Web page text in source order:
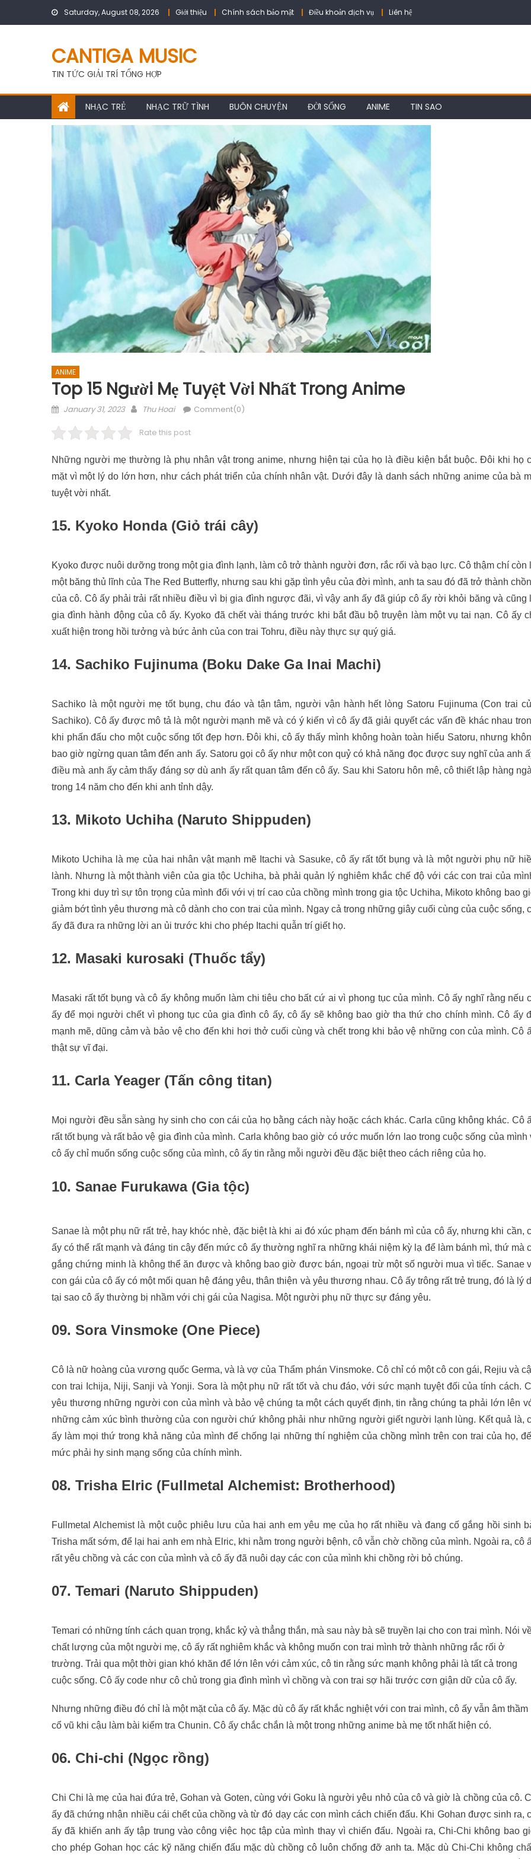
Saturday, August 08, 2026 Giới thiệu Chính sách bảo mật Điều khoản dịch vụ Liên hệ
CANTIGA MUSIC
TIN TỨC GIẢI TRÍ TỔNG HỢP
NHẠC TRẺ NHẠC TRỮ TÌNH BUÔN CHUYỆN ĐỜI SỐNG ANIME TIN SAO
ANIME
Top 15 Người Mẹ Tuyệt Vời Nhất Trong Anime
Posted
January 31, 2023 Author
Thu Hoai Comment(0)
Rate this post
Những người mẹ thường là phụ nhân vật trong anime, nhưng hiện tại của họ là điều kiện bắt buộc. Đôi khi họ
mặt vì một lý do lớn hơn, như cách phát triển của chính nhân vật. Dưới đây là danh sách những anime của bà
tuyệt vời nhất.
15. Kyoko Honda (Giỏ trái cây)
Kyoko được nuôi dưỡng trong một gia đình lạnh, làm cô trở thành người đơn, rắc rối và bạo lực. Cô thậm chí còn
một băng thủ lĩnh của The Red Butterfly, nhưng sau khi gặp tình yêu của đời mình, anh ta sau đó đã trở thành
của cô. Cô ấy phải trải rất nhiều điều vì bị gia đình ngược đãi, vì vậy anh ấy đã giúp cô ấy rời khỏi băng và cũng
gia đình hành động của cô ấy. Kyoko đã chết vài tháng trước khi bắt đầu bộ truyện làm một vụ tai nạn. Cô ấy
xuất hiện trong hồi tưởng và bức ảnh của con trai Tohru, điều này thực sự quý giá.
14. Sachiko Fujinuma (Boku Dake Ga Inai Machi)
Sachiko là một người mẹ tốt bụng, chu đáo và tận tâm, người vận hành hết lòng Satoru Fujinuma (Con trai
Sachiko). Cô ấy được mô tả là một người mạnh mẽ và có ý kiến ​​vì cô ấy đã giải quyết các vấn đề khác nhau
khi phấn đấu cho một cuộc sống tốt đẹp hơn. Đôi khi, cô ấy thấy mình không hoàn toàn hiểu Satoru, nhưng
bao giờ ngừng quan tâm đến anh ấy. Satoru gọi cô ấy như một con quỷ có khả năng đọc được suy nghĩ của anh
điều mà anh ấy cảm thấy đáng sợ dù anh ấy rất quan tâm đến cô ấy. Sau khi Satoru hôn mê, cô thiết lập hàng
trong 14 năm cho đến khi anh tỉnh dậy.
13. Mikoto Uchiha (Naruto Shippuden)
Mikoto Uchiha là mẹ của hai nhân vật mạnh mẽ Itachi và Sasuke, cô ấy rất tốt bụng và là một người phụ nữ
lành. Nhưng là một thành viên của gia tộc Uchiha, bà phải quản lý nghiêm khắc chế độ với các con trai của
Trong khi duy trì sự tôn trọng của mình đối với vị trí cao của chồng mình trong gia tộc Uchiha, Mikoto không bao
giảm bớt tình yêu thương mà cô dành cho con trai của mình. Ngay cả trong những giây cuối cùng của cuộc sống,
ấy đã đưa ra những lời an ủi trước khi cho phép Itachi quẫn trí giết họ.
12. Masaki kurosaki (Thuốc tẩy)
Masaki rất tốt bụng và cô ấy không muốn làm chi tiêu cho bất cứ ai vì phong tục của mình. Cô ấy nghĩ rằng nếu
ấy để mọi người chết vì phong tục của gia đình cô ấy, cô ấy sẽ không bao giờ tha thứ cho chính mình. Cô ấy
mạnh mẽ, dũng cảm và bảo vệ cho đến khi hơi thở cuối cùng và chết trong khi bảo vệ những con của mình. Cô
thật sự vĩ đại.
11. Carla Yeager (Tấn công titan)
Mọi người đều sẵn sàng hy sinh cho con cái của họ bằng cách này hoặc cách khác. Carla cũng không khác. Cô
rất tốt bụng và rất bảo vệ gia đình của mình. Carla không bao giờ có ước muốn lớn lao trong cuộc sống của mình
cô ấy chỉ muốn sống cuộc sống của mình, cô ấy tin rằng mỗi người đều đặc biệt theo cách riêng của họ.
10. Sanae Furukawa (Gia tộc)
Sanae là một phụ nữ rất trẻ, hay khóc nhè, đặc biệt là khi ai đó xúc phạm đến bánh mì của cô ấy, nhưng khi cần,
ấy có thể rất mạnh và đáng tin cậy đến mức cô ấy thường nghĩ ra những khái niệm kỳ lạ để làm bánh mì, thứ mà
gắng chứng minh là không thể ăn được và không bao giờ được bán, ngoại trừ một số người mua vì tiếc. Sanae
con gái của cô ấy có một mối quan hệ đáng yêu, thân thiện và yêu thương nhau. Cô ấy trông rất trẻ trung, đó là lý
tại sao cô ấy thường bị nhầm với chị gái của Nagisa. Một người phụ nữ thực sự đáng yêu.
09. Sora Vinsmoke (One Piece)
Cô là nữ hoàng của vương quốc Germa, và là vợ của Thẩm phán Vinsmoke. Cô chỉ có một cô con gái, Rejiu và
con trai Ichija, Niji, Sanji và Yonji. Sora là một phụ nữ rất tốt và chu đáo, với sức mạnh tuyệt đối của tính cách.
yêu thương những người con của mình và bảo vệ chúng ta một cách quyết định, tin rằng chúng ta phải lớn lên
những cảm xúc bình thường của con người chứ không phải như những người giết người lạnh lùng. Kết quả là,
ấy làm mọi thứ trong khả năng của mình để chống lại những thí nghiệm của chồng mình trên con trai của họ,
mức phải hy sinh mạng sống của chính mình.
08. Trisha Elric (Fullmetal Alchemist: Brotherhood)
Fullmetal Alchemist là một cuộc phiêu lưu của hai anh em yêu mẹ của họ rất nhiều và đang cố gắng hồi sinh
Trisha mất sớm, để lại hai anh em nhà Elric, khi nằm trong người bệnh, cô vẫn chờ chồng của mình. Ngoài ra, cô
rất yêu chồng và các con của mình và cô ấy đã nuôi dạy các con của mình khi chồng rời bỏ chúng.
07. Temari (Naruto Shippuden)
Temari có những tính cách quan trọng, khắc kỷ và thẳng thắn, mà sau này bà sẽ truyền lại cho con trai mình. Nói
chất lượng của một người mẹ, cô ấy rất nghiêm khắc và không muốn con trai mình trở thành những rắc rối ở
trường. Trải qua một thời gian khó khăn để lớn lên với cảm xúc, cô tin rằng sức mạnh không phải là tất cả trong
cuộc sống. Cô ấy code như cô chủ trong gia đình mình vì chồng và con trai sợ hãi trước cơn giận dữ của cô ấy.
Nhưng những điều đó chỉ là một mặt của cô ấy. Mặc dù cô ấy rất khắc nghiệt với con trai mình, cô ấy vẫn âm thầm
cổ vũ khi cậu làm bài kiểm tra Chunin. Cô ấy chắc chắn là một trong những anime bà mẹ tốt nhất hiện có.
06. Chi-chi (Ngọc rồng)
Chi Chi là mẹ của hai đứa trẻ, Gohan và Goten, cùng với Goku là người yêu nhỏ của cô và giờ là chồng của cô.
ấy đã chứng nhận nhiều cái chết của chồng và từ đó dạy các con mình cách chiến đấu. Khi Gohan được sinh ra,
ấy đã khiến anh ấy tập trung vào công việc học tập của mình thay vì chiến đấu. Ngoài ra, Chi-Chi không bao
cho phép Gohan học các kỹ năng chiến đấu mặc dù chồng cô luôn chống đỡ anh ta. Mặc dù Chi-Chi không